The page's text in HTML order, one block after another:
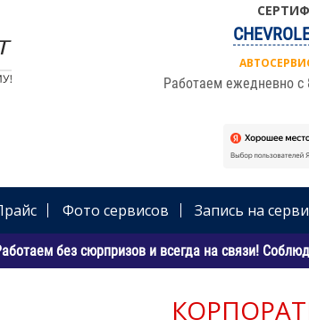
Работаем ежедневно с
Фото сервисов Запись на
без сюрпризов и всегда на связи!